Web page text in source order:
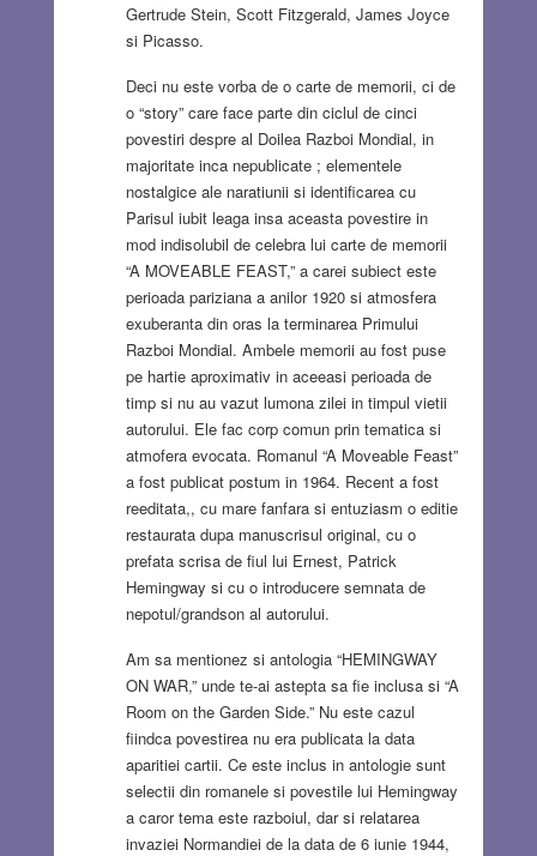
Gertrude Stein, Scott Fitzgerald, James Joyce
si Picasso.
Deci nu este vorba de o carte de memorii, ci de
o “story” care face parte din ciclul de cinci
povestiri despre al Doilea Razboi Mondial, in
majoritate inca nepublicate ; elementele
nostalgice ale naratiunii si identificarea cu
Parisul iubit leaga insa aceasta povestire in
mod indisolubil de celebra lui carte de memorii
“A MOVEABLE FEAST,” a carei subiect este
perioada pariziana a anilor 1920 si atmosfera
exuberanta din oras la terminarea Primului
Razboi Mondial. Ambele memorii au fost puse
pe hartie aproximativ in aceeasi perioada de
timp si nu au vazut lumona zilei in timpul vietii
autorului. Ele fac corp comun prin tematica si
atmofera evocata. Romanul “A Moveable Feast”
a fost publicat postum in 1964. Recent a fost
reeditata,, cu mare fanfara si entuziasm o editie
restaurata dupa manuscrisul original, cu o
prefata scrisa de fiul lui Ernest, Patrick
Hemingway si cu o introducere semnata de
nepotul/grandson al autorului.
Am sa mentionez si antologia “HEMINGWAY
ON WAR,” unde te-ai astepta sa fie inclusa si “A
Room on the Garden Side.” Nu este cazul
fiindca povestirea nu era publicata la data
aparitiei cartii. Ce este inclus in antologie sunt
selectii din romanele si povestile lui Hemingway
a caror tema este razboiul, dar si relatarea
invaziei Normandiei de la data de 6 iunie 1944,